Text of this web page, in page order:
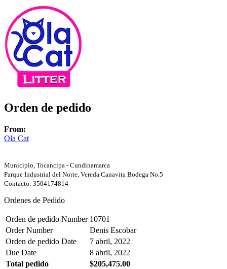
Orden de pedido
From:
Ola Cat
Municipio, Tocancipa - Cundinamarca
Parque Industrial del Norte, Vereda Canavita Bodega No.5
Contacto: 3504174814
Ordenes de Pedido
Orden de pedido Number 10701
Order Number
Denis Escobar
Orden de pedido Date
7 abril, 2022
Due Date
8 abril, 2022
Total pedido
$205,475.00